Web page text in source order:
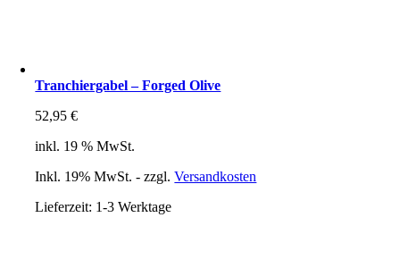
Tranchiergabel – Forged Olive
52,95€
inkl. 19 % MwSt.
Inkl. 19% MwSt. - zzgl.Versandkosten
Lieferzeit: 1-3 Werktage